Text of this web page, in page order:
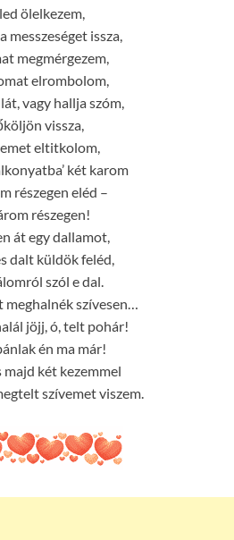
ölelkezem,
messzeséget issza,
megmérgezem,
elrombolom,
vagy hallja szóm,
vissza,
eltitkolom,
két karom
részegen eléd –
részegen!
át egy dallamot,
dalt küldök feléd,
szól e dal.
meghalnék szívesen…
jöjj, ó, telt pohár!
én ma már!
majd két kezemmel
szívemet viszem.